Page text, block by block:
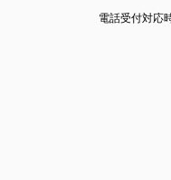
電話受付対